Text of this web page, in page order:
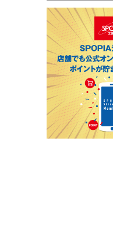
ハンドボール用品
ラグビー用品
グランドゴルフ